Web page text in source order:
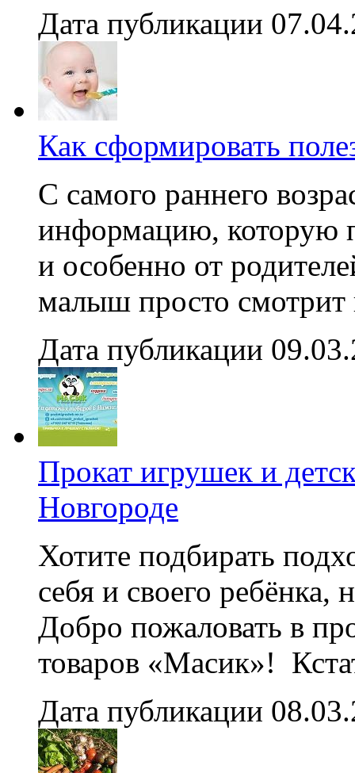
Дата публикации
Как сформировать
С самого раннего
информацию, которую
и особенно от
малыш просто смотрит
Дата публикации
Прокат игрушек и
Новгороде
Хотите подбирать
себя и своего ребёнка,
Добро пожаловать в
товаров «Масик»!
Дата публикации